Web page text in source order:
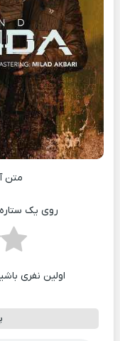
متن
روی یک
اولین نفری